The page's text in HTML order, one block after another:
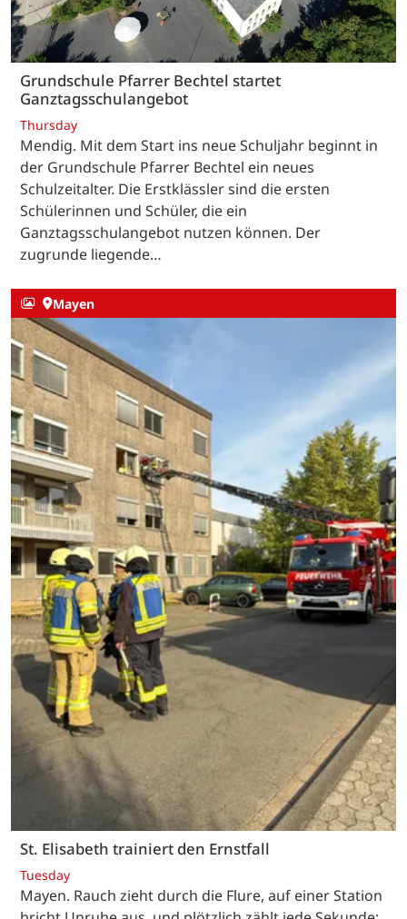
Grundschule Pfarrer Bechtel startet
Ganztagsschulangebot
Thursday
Mendig. Mit dem Start ins neue Schuljahr beginnt in
der Grundschule Pfarrer Bechtel ein neues
Schulzeitalter. Die Erstklässler sind die ersten
Schülerinnen und Schüler, die ein
Ganztagsschulangebot nutzen können. Der
zugrunde liegende…
Mayen
St. Elisabeth trainiert den Ernstfall
Tuesday
Mayen. Rauch zieht durch die Flure, auf einer Station